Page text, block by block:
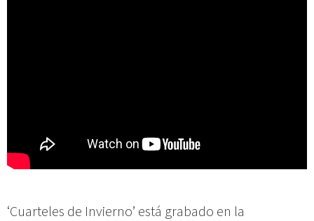
‘Cuarteles de Invierno’ está grabado en la